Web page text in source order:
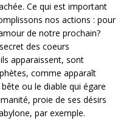
Ce qui est important
nos actions : pour
de notre prochain?
des coeurs
apparaissent, sont
comme apparaît
ou le diable qui égare
proie de ses désirs
par exemple.